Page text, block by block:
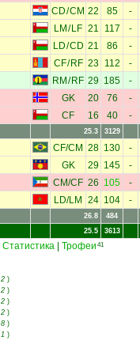
CD/CM 22 85 -
LM / LF 21 117 -
LD/CD 21 86 -
CF/RF 23 112 -
RM / RF 29 185 -
GK 20 76 -
CF 16 40 -
25.3 3129
CF/CM 28 130 -
GK 29 145 -
CM/CF 26 105 -
LD/LM 24 104 -
26.8
484
25.5
3613
Статистика Трофеи 41
2 )
2 )
2 )
2 )
8 )
1 )